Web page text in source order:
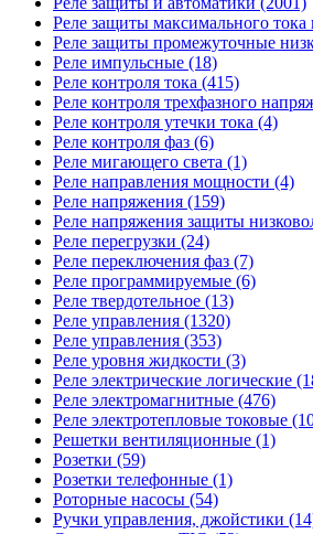
Реле защиты максимального тока
Реле защиты промежуточные
Реле импульсные (18)
Реле контроля тока (415)
Реле контроля трехфазного
Реле контроля утечки тока (4)
Реле контроля фаз (6)
Реле мигающего света (1)
Реле направления мощности (4)
Реле напряжения (159)
Реле напряжения защиты
Реле перегрузки (24)
Реле переключения фаз (7)
Реле программируемые (6)
Реле твердотельное (13)
Реле управления (1320)
Реле управления (353)
Реле уровня жидкости (3)
Реле электрические логические
Реле электромагнитные (476)
Реле электротепловые токовые
Решетки вентиляционные (1)
Розетки (59)
Розетки телефонные (1)
Роторные насосы (54)
Ручки управления, джойстики